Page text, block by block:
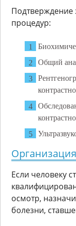
Подтверждение
процедур:
Общий
Если человеку
осмотр,
болезни,